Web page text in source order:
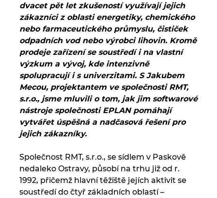
dvacet pět let zkušeností využívají jejich
zákazníci z oblasti energetiky, chemického
nebo farmaceutického průmyslu, čističek
odpadních vod nebo výrobci lihovin. Kromě
prodeje zařízení se soustředí i na vlastní
výzkum a vývoj, kde intenzivně
spolupracují i s univerzitami. S Jakubem
Mecou, projektantem ve společnosti RMT,
s.r.o., jsme mluvili o tom, jak jim softwarové
nástroje společnosti EPLAN pomáhají
vytvářet úspěšná a nadčasová řešení pro
jejich zákazníky.
Společnost RMT, s.r.o., se sídlem v Paskově
nedaleko Ostravy, působí na trhu již od r.
1992, přičemž hlavní těžiště jejích aktivit se
soustředí do čtyř základních oblastí –
Chorvatsko
Indie
Indonesie
Irsko
Itálie
Izrael
Japonsko
Jihoafrická republika